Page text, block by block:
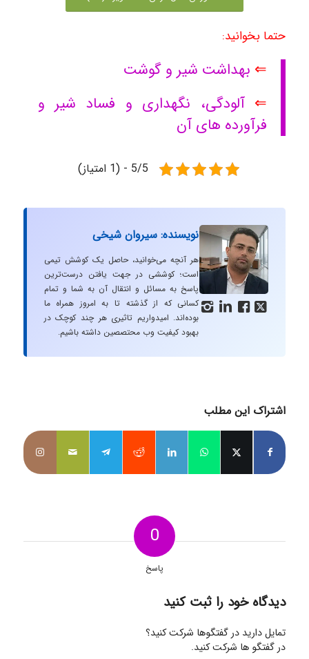
حتما بخوانید:
⇐ بهداشت شیر و گوشت
⇐آلودگی، نگهداری و فساد شیر و
فرآورده های آن
5/5 - (1 امتیاز)
   
نویسنده: سیروان شیخی
هر آنچه می‌خوانید، حاصل یک کوشش تیمی
است؛ کوششی در جهت یافتن درست‌ترین
پاسخ به مسائل و انتقال آن به شما و تمام
کسانی که از گذشته تا به امروز همراه ما
بوده‌اند. امیدواریم تاثیری هر چند کوچک در
بهبود کیفیت وب محتصصین داشته باشیم.
اشتراک این مطلب
0
پاسخ
دیدگاه خود را ثبت کنید
تمایل دارید در گفتگوها شرکت کنید؟
در گفتگو ها شرکت کنید.